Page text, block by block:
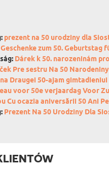
prezent na 50 urodziny dla
Geschenke zum 50. Geburtstag
Dárek k 50. narozeninám
Pre sestru Na 50 Narodeniny
Draugei 50-ajam gimtadieniui
voor 50e verjaardag Voor
Cu ocazia aniversării 50 Ani
Prezent Na 50 Urodziny Dla